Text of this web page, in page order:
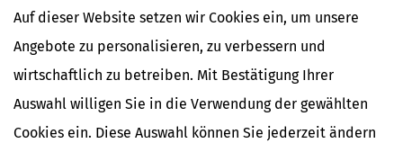
Auf dieser Website setzen wir Cookies ein, um unsere
Angebote zu personalisieren, zu verbessern und
wirtschaftlich zu betreiben. Mit Bestätigung Ihrer
Auswahl willigen Sie in die Verwendung der gewählten
Cookies ein. Diese Auswahl können Sie jederzeit ändern
Familienkassen
Familienkassen in Deutschland